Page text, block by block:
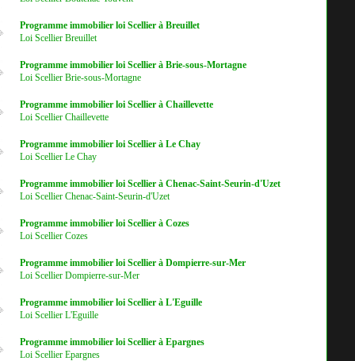
Programme immobilier loi Scellier à Breuillet
Loi Scellier Breuillet
Programme immobilier loi Scellier à Brie-sous-Mortagne
Loi Scellier Brie-sous-Mortagne
Programme immobilier loi Scellier à Chaillevette
Loi Scellier Chaillevette
Programme immobilier loi Scellier à Le Chay
Loi Scellier Le Chay
Programme immobilier loi Scellier à Chenac-Saint-Seurin-d'Uzet
Loi Scellier Chenac-Saint-Seurin-d'Uzet
Programme immobilier loi Scellier à Cozes
Loi Scellier Cozes
Programme immobilier loi Scellier à Dompierre-sur-Mer
Loi Scellier Dompierre-sur-Mer
Programme immobilier loi Scellier à L'Eguille
Loi Scellier L'Eguille
Programme immobilier loi Scellier à Epargnes
Loi Scellier Epargnes